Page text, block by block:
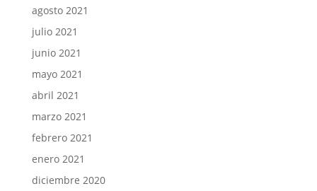
agosto 2021
julio 2021
junio 2021
mayo 2021
abril 2021
marzo 2021
febrero 2021
enero 2021
diciembre 2020